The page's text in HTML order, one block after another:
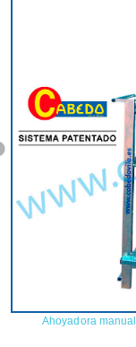
Ahoyadora